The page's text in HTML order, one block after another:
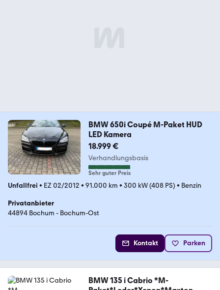
BMW 650i Coupé M-Paket HUD
LED Kamera
18.999 €
Verhandlungsbasis
Sehr guter Preis
Unfallfrei • EZ 02/2012 • 91.000 km • 300 kW (408 PS) • Benzin
Privatanbieter
44894 Bochum - Bochum-Ost
Kontakt Parken
BMW 135 i Cabrio *M-